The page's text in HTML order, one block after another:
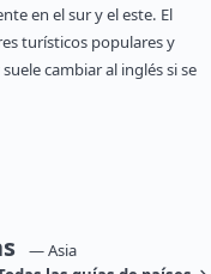
en el sur y el este. El
turísticos populares y
cambiar al inglés si se
— Asia